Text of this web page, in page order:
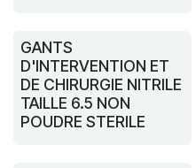
GANTS
D'INTERVENTION ET
DE CHIRURGIE NITRILE
TAILLE 6.5 NON
POUDRE STERILE